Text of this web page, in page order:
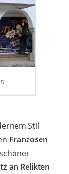
Stil
Franzosen
an Relikten